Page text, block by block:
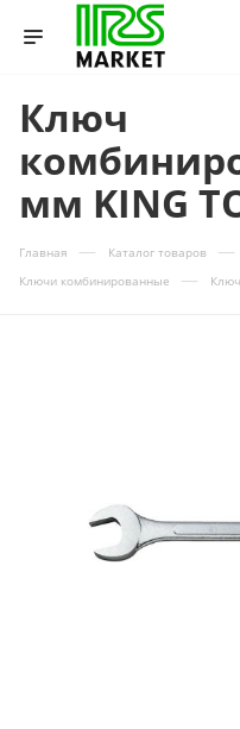
Ключ
мм KING
Главная — Каталог товаров —
Ключи комбинированные —